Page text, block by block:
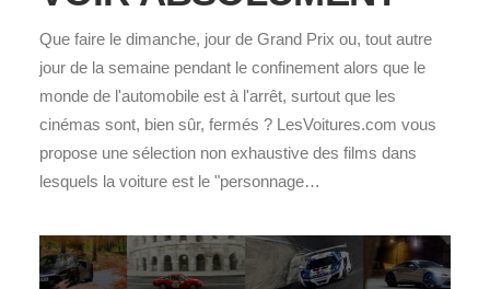
Que faire le dimanche, jour de Grand Prix ou, tout autre
jour de la semaine pendant le confinement alors que le
monde de l'automobile est à l'arrêt, surtout que les
cinémas sont, bien sûr, fermés ? LesVoitures.com vous
propose une sélection non exhaustive des films dans
lesquels la voiture est le "personnage…